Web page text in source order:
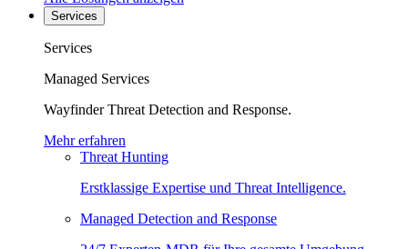
Services
Services
Managed Services
Wayfinder Threat Detection and Response.
Mehr erfahren
Threat Hunting
Erstklassige Expertise und Threat Intelligence.
Managed Detection and Response